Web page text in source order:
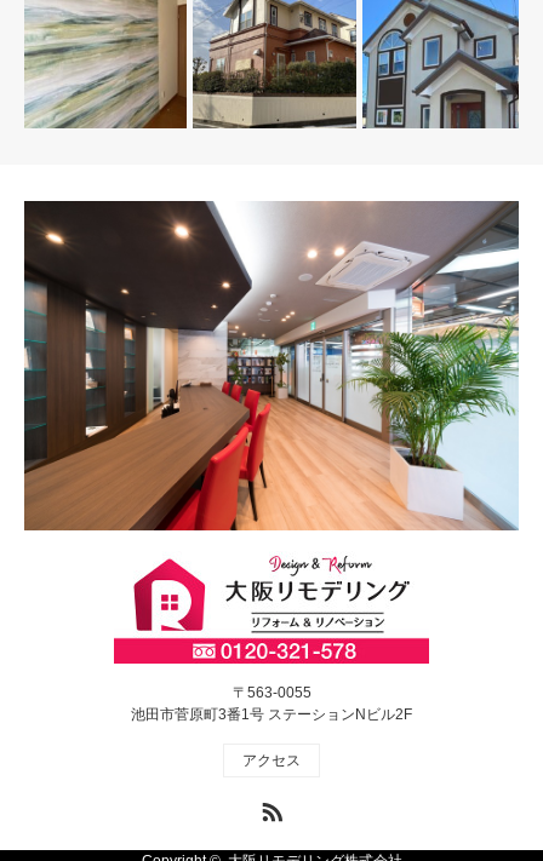
〒563-0055
池田市菅原町3番1号 ステーションNビル2F
アクセス